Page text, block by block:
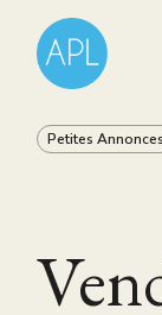
Petites Annonces